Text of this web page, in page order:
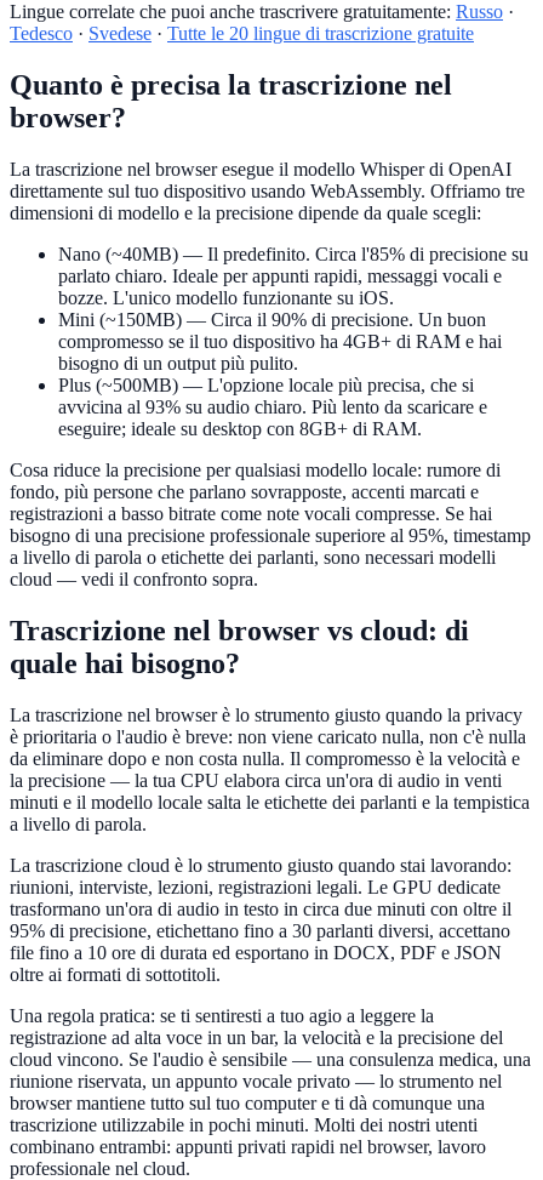
Lingue correlate che puoi anche trascrivere gratuitamente: Russo ·
Tedesco · Svedese · Tutte le 20 lingue di trascrizione gratuite
Quanto è precisa la trascrizione nel
browser?
La trascrizione nel browser esegue il modello Whisper di OpenAI
direttamente sul tuo dispositivo usando WebAssembly. Offriamo tre
dimensioni di modello e la precisione dipende da quale scegli:
Nano (~40MB) — Il predefinito. Circa l'85% di precisione su
parlato chiaro. Ideale per appunti rapidi, messaggi vocali e
bozze. L'unico modello funzionante su iOS.
Mini (~150MB) — Circa il 90% di precisione. Un buon
compromesso se il tuo dispositivo ha 4GB+ di RAM e hai
bisogno di un output più pulito.
Plus (~500MB) — L'opzione locale più precisa, che si
avvicina al 93% su audio chiaro. Più lento da scaricare e
eseguire; ideale su desktop con 8GB+ di RAM.
Cosa riduce la precisione per qualsiasi modello locale: rumore di
fondo, più persone che parlano sovrapposte, accenti marcati e
registrazioni a basso bitrate come note vocali compresse. Se hai
bisogno di una precisione professionale superiore al 95%, timestamp
a livello di parola o etichette dei parlanti, sono necessari modelli
cloud — vedi il confronto sopra.
Trascrizione nel browser vs cloud: di
quale hai bisogno?
La trascrizione nel browser è lo strumento giusto quando la privacy
è prioritaria o l'audio è breve: non viene caricato nulla, non c'è nulla
da eliminare dopo e non costa nulla. Il compromesso è la velocità e
la precisione — la tua CPU elabora circa un'ora di audio in venti
minuti e il modello locale salta le etichette dei parlanti e la tempistica
a livello di parola.
La trascrizione cloud è lo strumento giusto quando stai lavorando:
riunioni, interviste, lezioni, registrazioni legali. Le GPU dedicate
trasformano un'ora di audio in testo in circa due minuti con oltre il
95% di precisione, etichettano fino a 30 parlanti diversi, accettano
file fino a 10 ore di durata ed esportano in DOCX, PDF e JSON
oltre ai formati di sottotitoli.
Una regola pratica: se ti sentiresti a tuo agio a leggere la
registrazione ad alta voce in un bar, la velocità e la precisione del
cloud vincono. Se l'audio è sensibile — una consulenza medica, una
riunione riservata, un appunto vocale privato — lo strumento nel
browser mantiene tutto sul tuo computer e ti dà comunque una
trascrizione utilizzabile in pochi minuti. Molti dei nostri utenti
combinano entrambi: appunti privati rapidi nel browser, lavoro
professionale nel cloud.